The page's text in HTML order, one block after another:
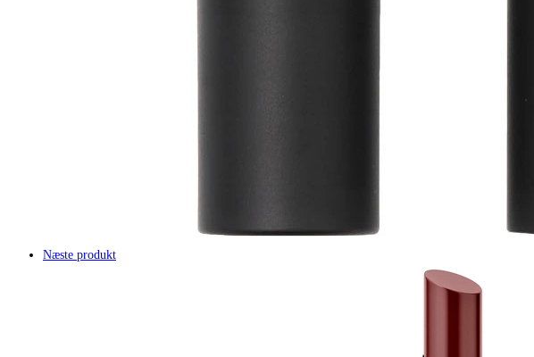
Næste produkt